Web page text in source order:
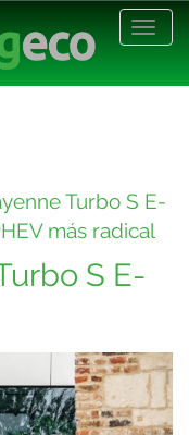
Turbo S E-
más radical
S E-